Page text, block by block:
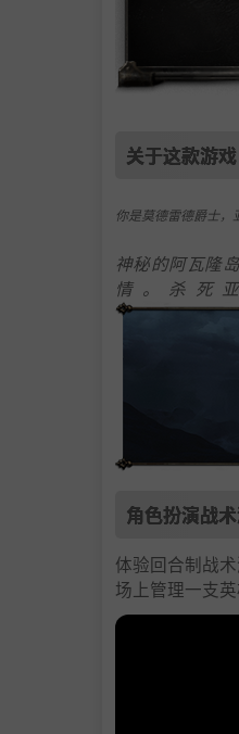
关于这款游戏
你是莫德雷德爵士
神秘的阿瓦隆
情。杀死
角色扮演战
体验回合制战
场上管理一支